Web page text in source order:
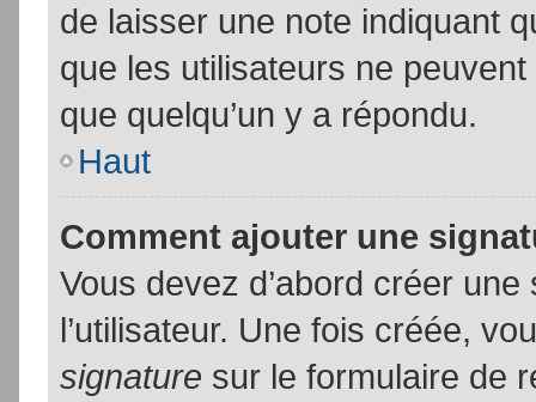
de laisser une note indiquant
que les utilisateurs ne
que quelqu’un y a répondu.
Haut
Comment ajouter une
Vous devez d’abord créer
l’utilisateur. Une fois créée,
signature sur le formulaire de